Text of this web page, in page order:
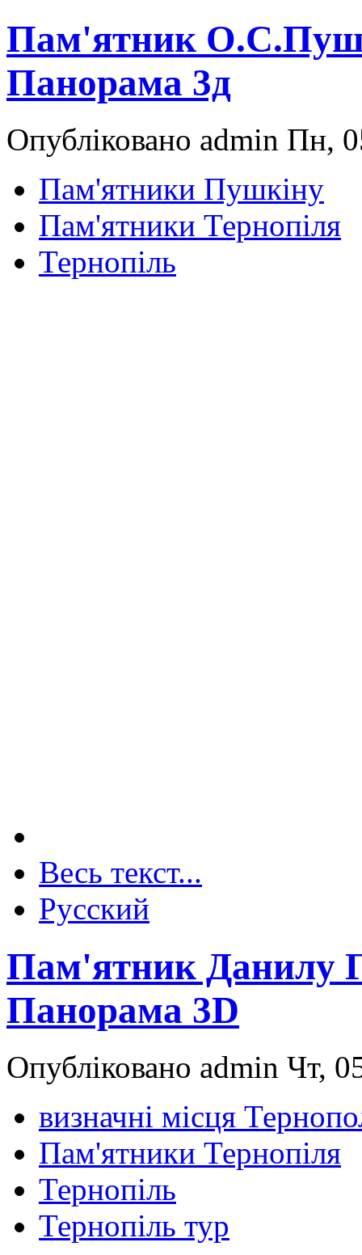
Пам'ятник
Панорама 3д
Опубліковано admin Пн,
Пам'ятники Пушкіну
Пам'ятники Тернопіля
Тернопіль
Весь текст...
Русский
Пам'ятник Данилу
Панорама 3D
Опубліковано admin Чт,
визначні місця
Пам'ятники Тернопіля
Тернопіль
Тернопіль тур